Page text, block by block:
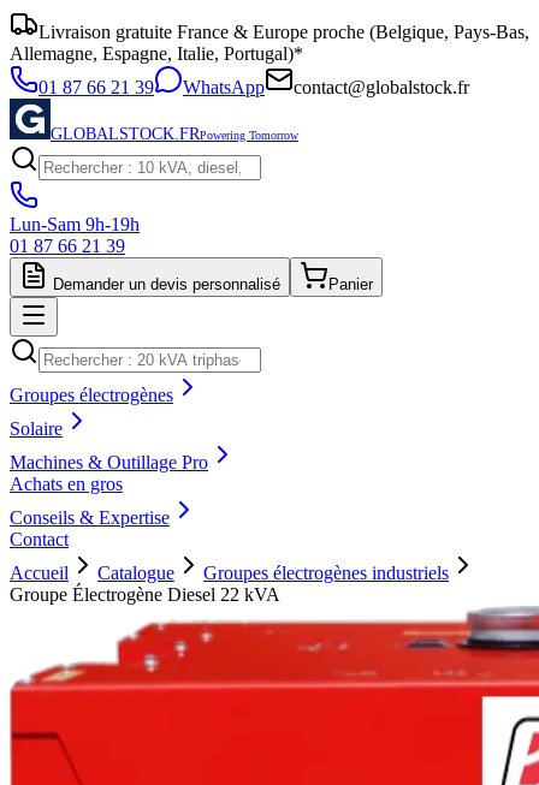
Livraison gratuite France & Europe proche (Belgique, Pays-Bas,
Allemagne, Espagne, Italie, Portugal)*
01 87 66 21 39
WhatsApp contact@globalstock.fr
GLOBALSTOCK.FRPowering Tomorrow
Lun-Sam 9h-19h
01 87 66 21 39
Demander un devis personnalisé Panier
Groupes électrogènes
Solaire
Machines & Outillage Pro
Achats en gros
Conseils & Expertise
Contact
Accueil
Catalogue
Groupes électrogènes industriels
Groupe Électrogène Diesel 22 kVA